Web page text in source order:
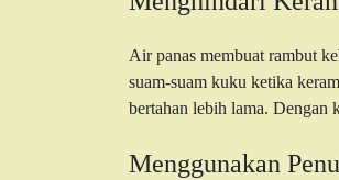
Air panas membuat rambut
suam-suam kuku ketika
bertahan lebih lama. Dengan
Menggunakan